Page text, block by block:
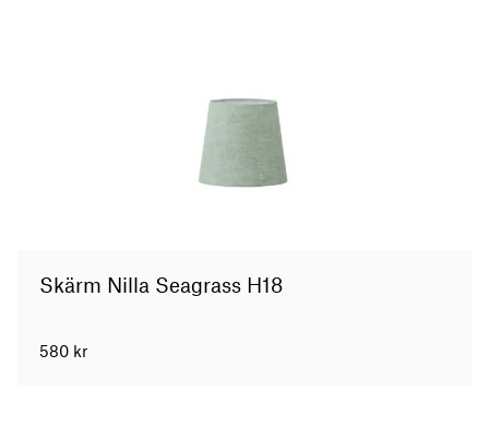
Skärm Nilla Seagrass H18
580 kr